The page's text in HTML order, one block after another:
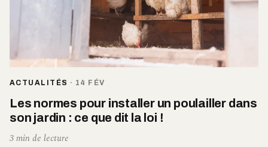
ACTUALITÉS · 14 FÉV
Les normes pour installer un poulailler dans
son jardin : ce que dit la loi !
3 min de lecture